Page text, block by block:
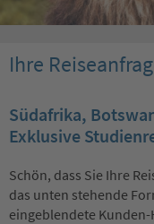
Ihre
Südafrika,
Exklusive
Schön, dass Sie Ihre
das unten stehende
eingeblendete